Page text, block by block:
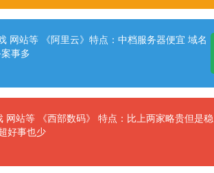
网站等 《阿里云》特点：中档服务器便宜 域名
事多
站等 《西部数码》 特点：比上两家略贵但是稳
好事也少